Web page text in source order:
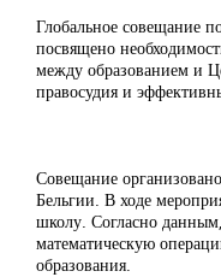
Глобальное совещание
посвящено
между образованием и
правосудия и
Совещание
Бельгии. В ходе
школу. Согласно данным,
математическую
образования.